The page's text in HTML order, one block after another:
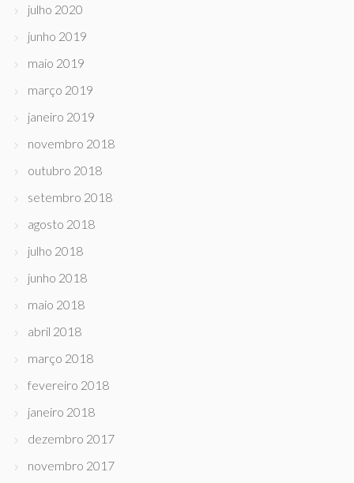
julho 2020
junho 2019
maio 2019
março 2019
janeiro 2019
novembro 2018
outubro 2018
setembro 2018
agosto 2018
julho 2018
junho 2018
maio 2018
abril 2018
março 2018
fevereiro 2018
janeiro 2018
dezembro 2017
novembro 2017